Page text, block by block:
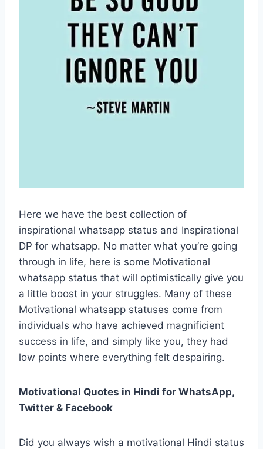
Here we have the best collection of
inspirational whatsapp status and Inspirational
DP for whatsapp. No matter what you’re going
through in life, here is some Motivational
whatsapp status that will optimistically give you
a little boost in your struggles. Many of these
Motivational whatsapp statuses come from
individuals who have achieved magnificient
success in life, and simply like you, they had
low points where everything felt despairing.
Motivational Quotes in Hindi for WhatsApp,
Twitter & Facebook
Did you always wish a motivational Hindi status